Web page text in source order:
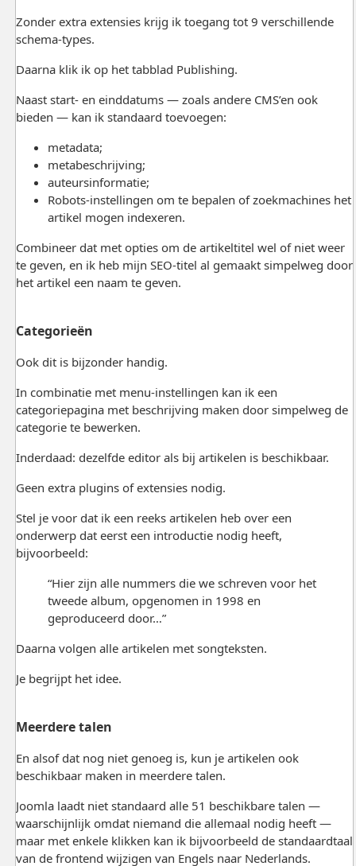
Zonder extra extensies krijg ik toegang tot 9 verschillende
schema-types.
Daarna klik ik op het tabblad Publishing.
Naast start- en einddatums — zoals andere CMS’en ook
bieden — kan ik standaard toevoegen:
metadata;
metabeschrijving;
auteursinformatie;
Robots-instellingen om te bepalen of zoekmachines het
artikel mogen indexeren.
Combineer dat met opties om de artikeltitel wel of niet weer
te geven, en ik heb mijn SEO-titel al gemaakt simpelweg door
het artikel een naam te geven.
Categorieën
Ook dit is bijzonder handig.
In combinatie met menu-instellingen kan ik een
categoriepagina met beschrijving maken door simpelweg de
categorie te bewerken.
Inderdaad: dezelfde editor als bij artikelen is beschikbaar.
Geen extra plugins of extensies nodig.
Stel je voor dat ik een reeks artikelen heb over een
onderwerp dat eerst een introductie nodig heeft,
bijvoorbeeld:
“Hier zijn alle nummers die we schreven voor het
tweede album, opgenomen in 1998 en
geproduceerd door…”
Daarna volgen alle artikelen met songteksten.
Je begrijpt het idee.
Meerdere talen
En alsof dat nog niet genoeg is, kun je artikelen ook
beschikbaar maken in meerdere talen.
Joomlalaadt niet standaard alle 51 beschikbare talen —
waarschijnlijk omdat niemand die allemaal nodig heeft —
maar met enkele klikken kan ik bijvoorbeeld de standaardtaal
van de frontend wijzigen van Engels naar Nederlands.